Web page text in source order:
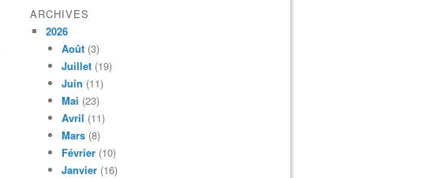
ARCHIVES
2026
Août (3)
Juillet (19)
Juin (11)
Mai (23)
Avril (11)
Mars (8)
Février (10)
Janvier (16)